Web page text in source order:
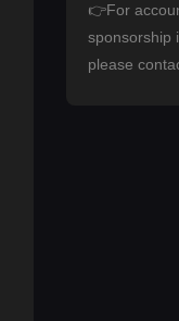
👉For
sponsorship
please